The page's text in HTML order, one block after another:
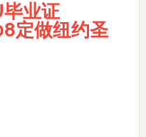
业证
定做纽约圣